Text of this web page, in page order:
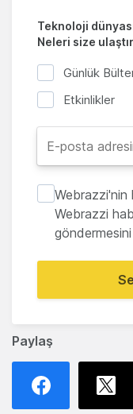
Paylaş
Teknoloji
Neleri size
Günlük
Etkinlikler
Webrazzi'nin
Webrazzi